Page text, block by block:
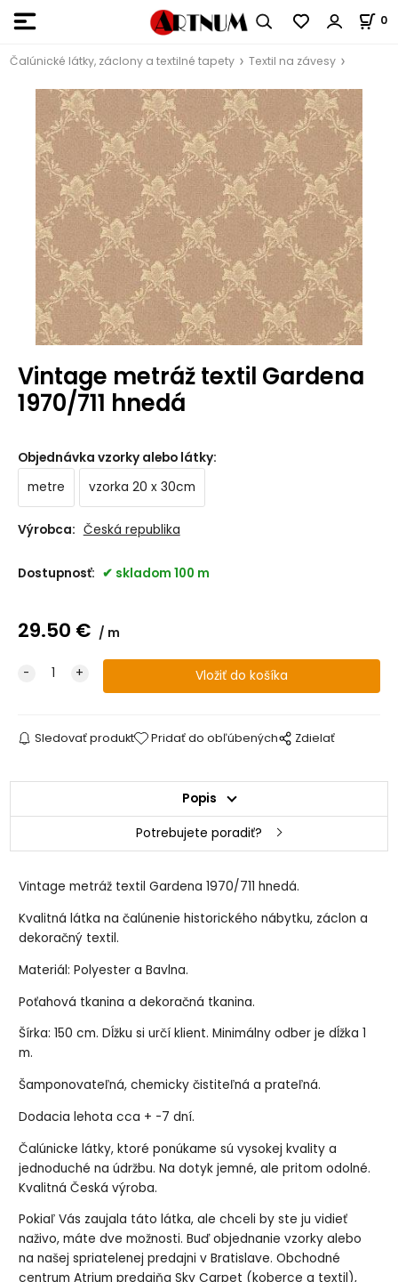
0
Čalúnické látky, záclony a textilné tapety Textil na závesy
Vintage metráž textil Gardena
1970/711 hnedá
Objednávka vzorky alebo látky:
metre
vzorka 20 x 30cm
Výrobca: Česká republika
Dostupnosť: skladom 100 m
29.50 € m
Sledovať produkt Pridať do obľúbených Zdielať
Popis
Potrebujete poradiť?
Vintage metráž textil Gardena 1970/711 hnedá.
Kvalitná látka na čalúnenie historického nábytku, záclon a
dekoračný textil.
Materiál: Polyester a Bavlna.
Poťahová tkanina a dekoračná tkanina.
Šírka: 150 cm. Dĺžku si určí klient. Minimálny odber je dĺžka 1
m.
Šamponovateľná, chemicky čistiteľná a prateľná.
Dodacia lehota cca + -7 dní.
Čalúnicke látky, ktoré ponúkame sú vysokej kvality a
jednoduché na údržbu. Na dotyk jemné, ale pritom odolné.
Kvalitná Česká výroba.
Pokiaľ Vás zaujala táto látka, ale chceli by ste ju vidieť
naživo, máte dve možnosti. Buď objednanie vzorky alebo
na našej spriatelenej predajni v Bratislave. Obchodné
centrum Atrium predajňa Sky Carpet (koberce a textil),